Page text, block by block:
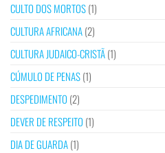
CULTO DOS MORTOS(1)
CULTURA AFRICANA(2)
CULTURA JUDAICO-CRISTÃ(1)
CÚMULO DE PENAS(1)
DESPEDIMENTO (2)
DEVER DE RESPEITO (1)
DIA DE GUARDA(1)